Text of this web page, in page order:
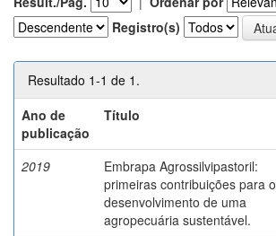
Registro(s)
Resultado 1-1 de 1.
Ano de
publicação
Título
2019
Embrapa Agrossilvipastoril:
primeiras contribuições para o
desenvolvimento de uma
agropecuária sustentável.